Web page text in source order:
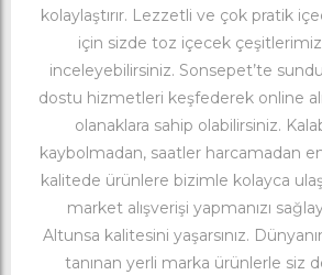
kolaylaştırır. Lezzetli ve çok pratik
için sizde toz içecek
inceleyebilirsiniz. Sonsepet’te
dostu hizmetleri keşfederek online
olanaklara sahip olabilirsiniz.
kaybolmadan, saatler harcamadan
kalitede ürünlere bizimle kolayca
market alışverişi yapmanızı
Altunsa kalitesini yaşarsınız.
tanınan yerli marka ürünlerle siz